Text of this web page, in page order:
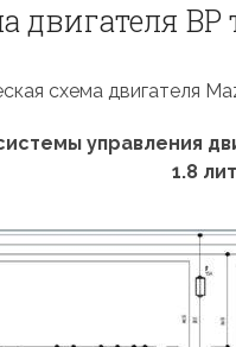
двигателя BP
схема двигателя
управления
1.8